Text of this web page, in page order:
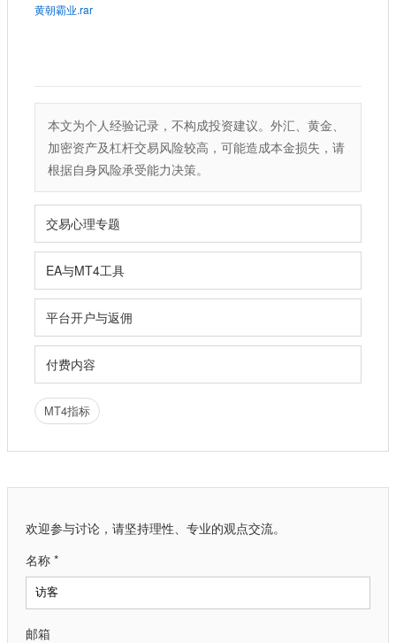
黄朝霸业.rar
本文为个人经验记录，不构成投资建议。外汇、黄金、
加密资产及杠杆交易风险较高，可能造成本金损失，请
根据自身风险承受能力决策。
交易心理专题
EA与MT4工具
平台开户与返佣
付费内容
MT4指标
欢迎参与讨论，请坚持理性、专业的观点交流。
名称 *
邮箱